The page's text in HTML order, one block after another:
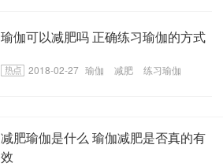
瑜伽可以减肥吗 正确练习瑜伽的方式
2018-02-27 瑜伽 减肥 练习瑜伽
减肥瑜伽是什么 瑜伽减肥是否真的有
效